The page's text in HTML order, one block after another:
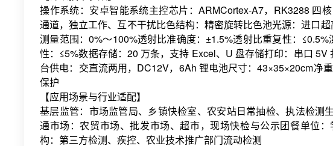
操作系统：安卓智能系统主控芯片：ARMCortex-A7，RK3288 四
通道，独立工作、互不干扰比色结构：精密旋转比色池光源：进口
测量范围：0%～100%透射比准确度：±1.5%透射比重复性：
性：≤5%数据存储：20 万条，支持 Excel、U 盘存储打印：串口
台供电：交直流两用，DC12V，6Ah 锂电池尺寸：43×35×20cm净
保护
【应用场景与行业适配】
基层监管：市场监管局、乡镇快检室、农安站日常抽检、执法检
通市场：农贸市场、批发市场、超市，现场快检与公示团餐单位
构：第三方检测、疾控、农业技术推广部门流动检测